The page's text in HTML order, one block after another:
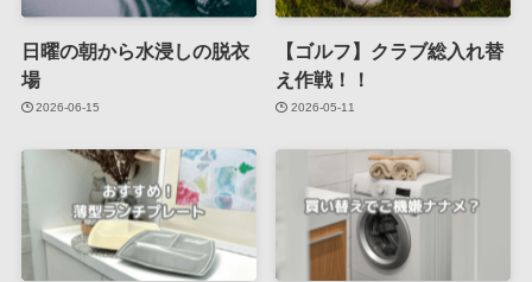
日曜の朝から水浸しの脱衣
場
2026-06-15
【ゴルフ】クラブ総入れ替
え作戦！！
2026-05-11